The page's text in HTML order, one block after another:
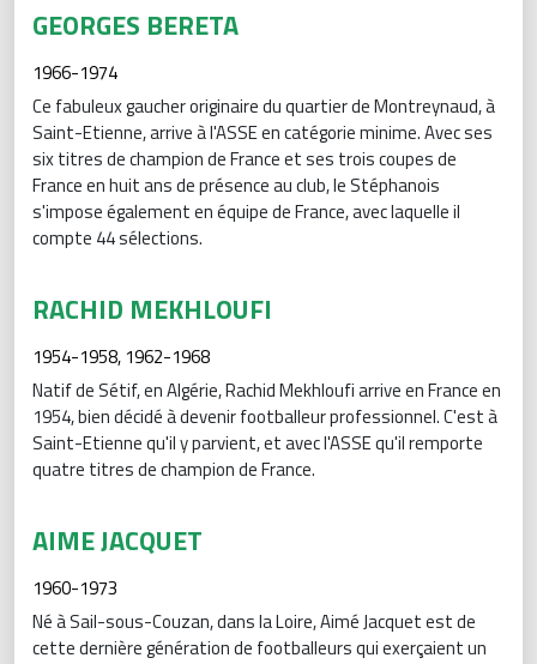
GEORGES BERETA
1966-1974
Ce fabuleux gaucher originaire du quartier de Montreynaud, à
Saint-Etienne, arrive à l'ASSE en catégorie minime. Avec ses
six titres de champion de France et ses trois coupes de
France en huit ans de présence au club, le Stéphanois
s'impose également en équipe de France, avec laquelle il
compte 44 sélections.
RACHID MEKHLOUFI
1954-1958, 1962-1968
Natif de Sétif, en Algérie, Rachid Mekhloufi arrive en France en
1954, bien décidé à devenir footballeur professionnel. C'est à
Saint-Etienne qu'il y parvient, et avec l'ASSE qu'il remporte
quatre titres de champion de France.
AIME JACQUET
1960-1973
Né à Sail-sous-Couzan, dans la Loire, Aimé Jacquet est de
cette dernière génération de footballeurs qui exerçaient un